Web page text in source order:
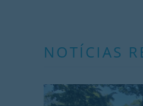
NOTÍCIAS